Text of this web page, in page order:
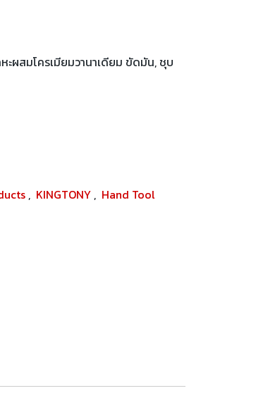
ะผสมโครเมียมวานาเดียม ขัดมัน, ชุบ
, KINGTONY , Hand Tool